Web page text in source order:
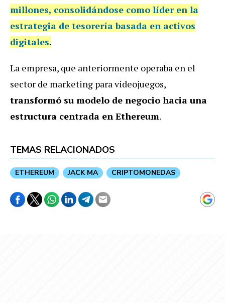
millones, consolidándose como líder en la
estrategia de tesorería basada en activos
digitales.
La empresa, que anteriormente operaba en el
sector de marketing para videojuegos,
transformó su modelo de negocio hacia una
estructura centrada en Ethereum.
TEMAS RELACIONADOS
ETHEREUM JACK MA CRIPTOMONEDAS